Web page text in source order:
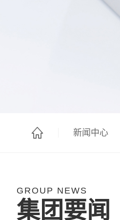
新闻中心
GROUP NEWS
集团要闻